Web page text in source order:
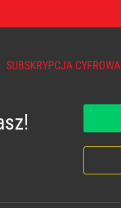
SUBSKRYPCJA CYFROWA